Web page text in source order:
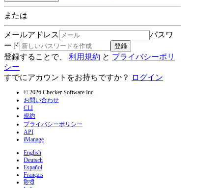
または
メールアドレス
パスワ
ード
登録
登録することで、 利用規約 と プライバシーポリ
シー
すでにアカウントをお持ちですか？
ログイン
© 2026 Checker Software Inc.
お問い合わせ
CLI
規約
プライバシーポリシー
API
iManage
English
Deutsch
Español
Français
हिन्दी